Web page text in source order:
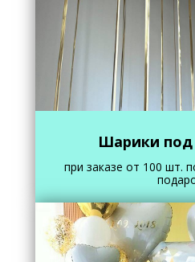
Шарики под
при заказе от 100 шт.